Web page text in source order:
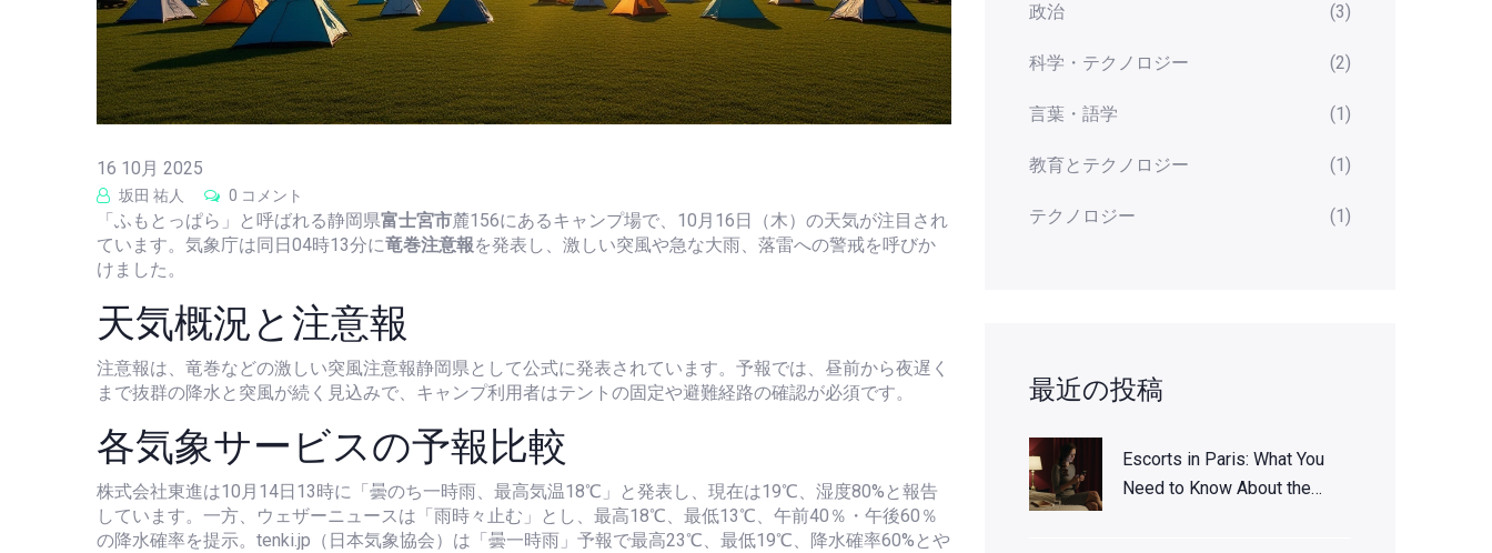
16 10月 2025
坂田 祐人 0 コメント
「ふもとっぱら」と呼ばれる静岡県富士宮市麓156にあるキャンプ場で、10月16日（木）の天気が注目され
ています。 気象庁は同日04時13分に竜巻注意報を発表し、激しい突風や急な大雨、落雷への警戒を呼びか
けました。
天気概況と注意報
注意報は、 竜巻などの激しい突風注意報静岡県として公式に発表されています。予報では、昼前から夜遅く
まで抜群の降水と突風が続く見込みで、キャンプ利用者はテントの固定や避難経路の確認が必須です。
各気象サービスの予報比較
株式会社東進は10月14日13時に「曇のち一時雨、最高気温18℃」と発表し、現在は19℃、湿度80%と報告
しています。一方、
ウェザーニュースは「雨時々止む」とし、最高18℃、最低13℃、午前40％・午後60％
の降水確率を提示。 tenki.jp（日本気象協会） は「曇一時雨」予報で最高23℃、最低19℃、降水確率60%とや
政治 (3)
科学・テクノロジー (2)
言葉・語学 (1)
教育とテクノロジー (1)
テクノロジー (1)
最近の投稿
Escorts in Paris: What You
Need to Know About the